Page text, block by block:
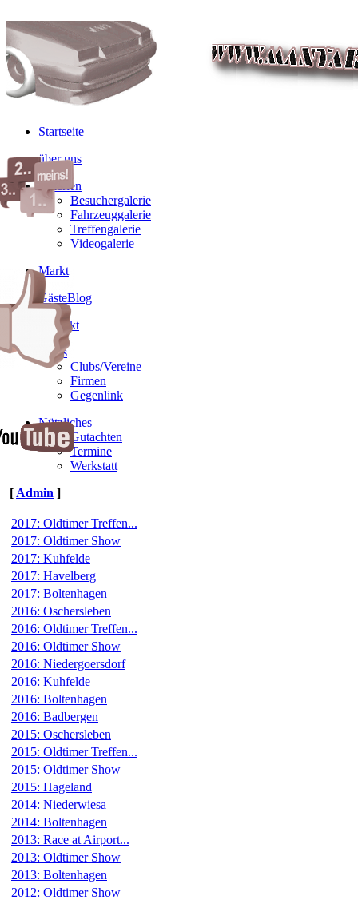
Startseite
über uns
Galerien
Besuchergalerie
Fahrzeuggalerie
Treffengalerie
Videogalerie
Markt
GästeBlog
Kontakt
Links
Clubs/Vereine
Firmen
Gegenlink
Nützliches
Gutachten
Termine
Werkstatt
[ Admin ]
2017: Oldtimer Treffen...
2017: Oldtimer Show
2017: Kuhfelde
2017: Havelberg
2017: Boltenhagen
2016: Oschersleben
2016: Oldtimer Treffen...
2016: Oldtimer Show
2016: Niedergoersdorf
2016: Kuhfelde
2016: Boltenhagen
2016: Badbergen
2015: Oschersleben
2015: Oldtimer Treffen...
2015: Oldtimer Show
2015: Hageland
2014: Niederwiesa
2014: Boltenhagen
2013: Race at Airport...
2013: Oldtimer Show
2013: Boltenhagen
2012: Oldtimer Show